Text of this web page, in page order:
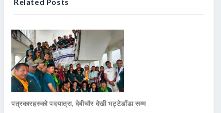
पत्रकारहरुको पदयात्रा, देबीचौर देखी भट्टेडाँडा सम्म